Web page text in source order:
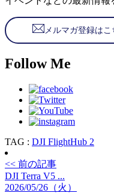
メルマガ登録はこ
Follow Me
TAG : DJI FlightHub 2
<< 前の記事
DJI Terra V5 ...
2026/05/26（火）